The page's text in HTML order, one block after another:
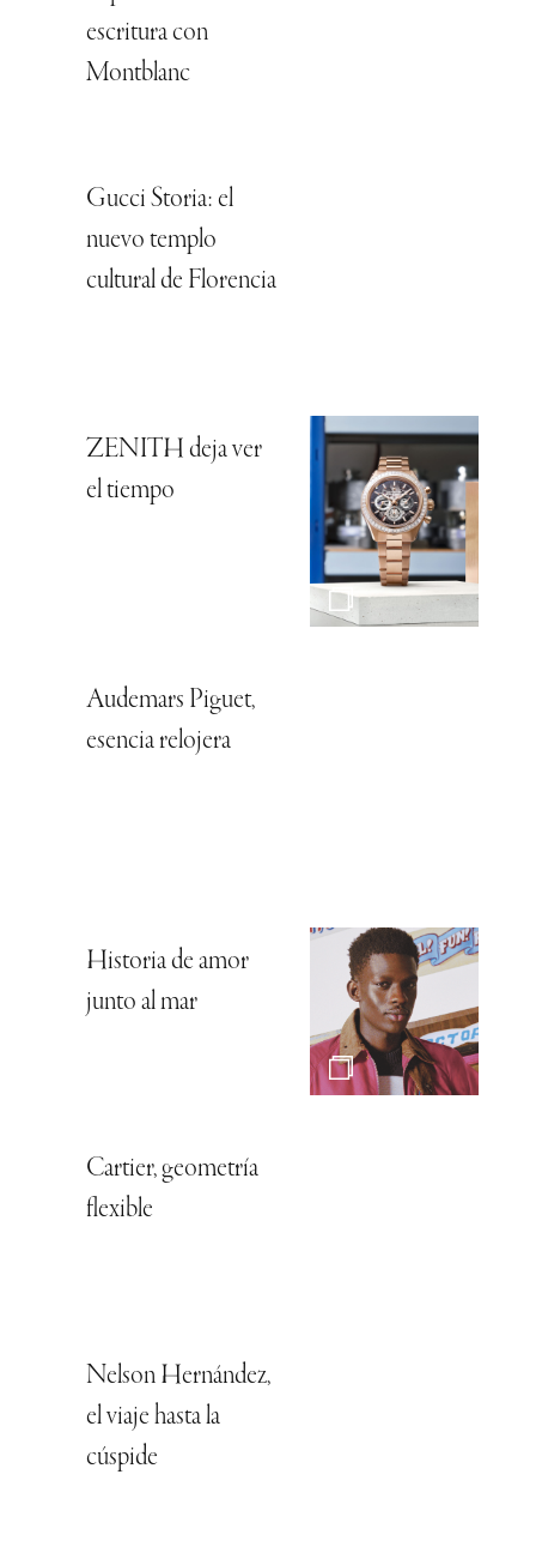
escritura con
Montblanc
Gucci Storia: el
nuevo templo
cultural de Florencia
ZENITH deja ver
el tiempo
Audemars Piguet,
esencia relojera
Historia de amor
junto al mar
Cartier, geometría
flexible
Nelson Hernández,
el viaje hasta la
cúspide